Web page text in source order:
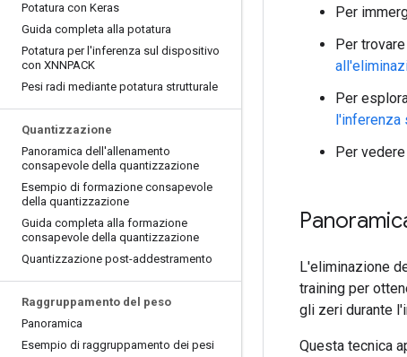
Potatura con Keras
Guida completa alla potatura
Potatura per l'inferenza sul dispositivo
con XNNPACK
Pesi radi mediante potatura strutturale
Quantizzazione
Panoramica dell'allenamento
consapevole della quantizzazione
Esempio di formazione consapevole
della quantizzazione
Guida completa alla formazione
consapevole della quantizzazione
Quantizzazione post-addestramento
Raggruppamento del peso
Panoramica
Esempio di raggruppamento dei pesi
Per
Per
Per
l'inferenza
Per
L'eliminazione
training per
gli zeri durante
Questa tecnica